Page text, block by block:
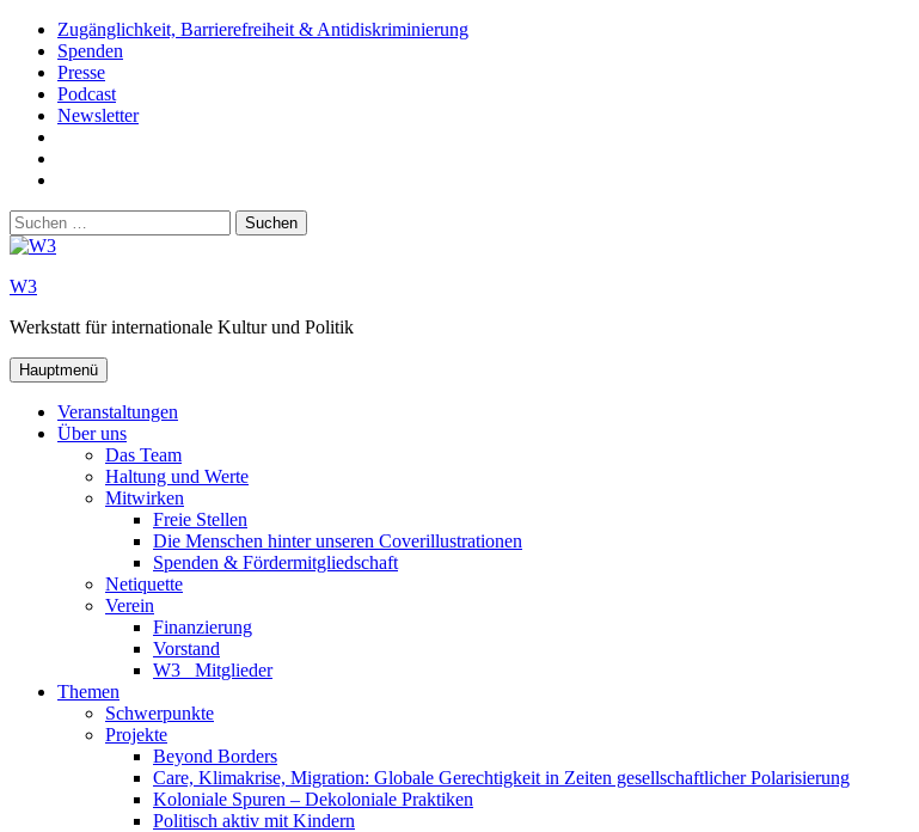
Zum
Inhalt
springen
Zugänglichkeit, Barrierefreiheit & Antidiskriminierung
Spenden
Presse
Podcast
Newsletter
Youtube
Suchen
nach:
W3
Werkstatt für internationale Kultur und Politik
Hauptmenü
Veranstaltungen
Über uns
Das Team
Haltung und Werte
Mitwirken
Freie Stellen
Die Menschen hinter unseren Coverillustrationen
Spenden & Fördermitgliedschaft
Netiquette
Verein
Finanzierung
Vorstand
W3_ Mitglieder
Themen
Schwerpunkte
Projekte
Beyond Borders
Care, Klimakrise, Migration: Globale Gerechtigkeit in Zeiten gesellschaftlicher Polarisierung
Koloniale Spuren – Dekoloniale Praktiken
Politisch aktiv mit Kindern